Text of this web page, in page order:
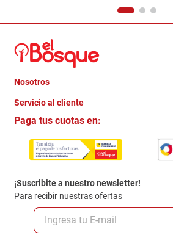
Nosotros
Quienes somos
Trabaja con Nosotros
Contacto
Servicio al cliente
Crédito Directo
Garantia
Politica de Privacidad
Políticas y condiciones GiftCard
Formas de Pago
Paga tus cuotas en:
¡Suscribite a nuestro newsletter!
Para recibir nuestras ofertas